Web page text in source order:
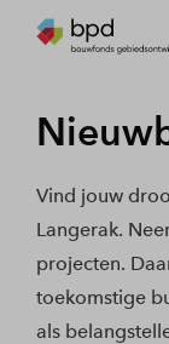
Vind jouw
Langerak.
projecten.
toekomstige
als